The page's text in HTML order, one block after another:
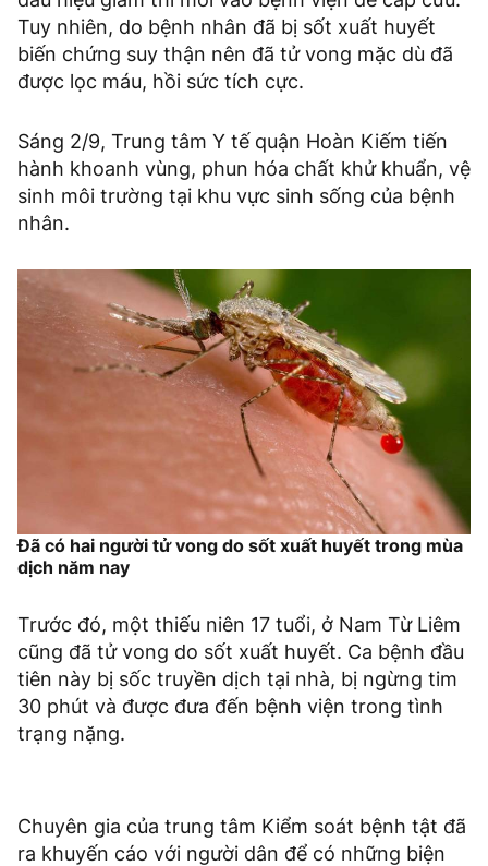
Tuy nhiên, do bệnh nhân đã bị sốt xuất huyết
biến chứng suy thận nên đã tử vong mặc dù đã
được lọc máu, hồi sức tích cực.
Sáng 2/9, Trung tâm Y tế quận Hoàn Kiếm tiến
hành khoanh vùng, phun hóa chất khử khuẩn, vệ
sinh môi trường tại khu vực sinh sống của bệnh
nhân.
Đã có hai người tử vong do sốt xuất huyết trong mùa
dịch năm nay
Trước đó, một thiếu niên 17 tuổi, ở Nam Từ Liêm
cũng đã tử vong do sốt xuất huyết. Ca bệnh đầu
tiên này bị sốc truyền dịch tại nhà, bị ngừng tim
30 phút và được đưa đến bệnh viện trong tình
trạng nặng.
Chuyên gia của trung tâm Kiểm soát bệnh tật đã
ra khuyến cáo với người dân để có những biện